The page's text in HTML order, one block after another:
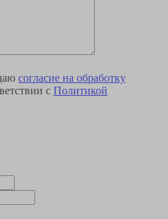
согласие на обработку
с Политикой